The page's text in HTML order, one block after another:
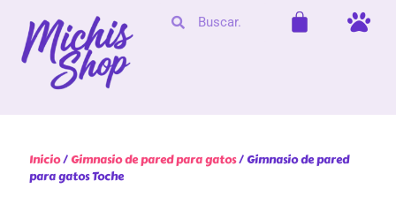
Inicio/Gimnasio de pared para gatos/ Gimnasio de pared
para gatos Toche